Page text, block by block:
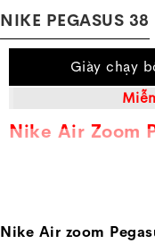
NIKE PEGASUS 38
Giày chạy
Nike Air Zoom
những sự đột phá
Nike Air zoom